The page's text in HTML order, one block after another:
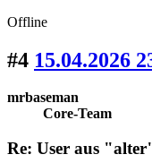
Offline
#4 15.04.2026
mrbaseman
Core-Team
Re: User aus